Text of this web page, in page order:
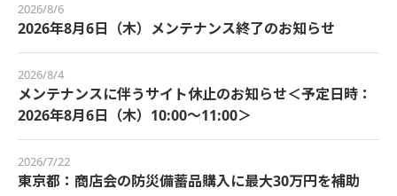
2026/8/6
2026年8月6日（木）メンテナンス終了のお知らせ
2026/8/4
メンテナンスに伴うサイト休止のお知らせ＜予定日時：
2026年8月6日（木）10:00～11:00＞
2026/7/22
東京都：商店会の防災備蓄品購入に最大30万円を補助